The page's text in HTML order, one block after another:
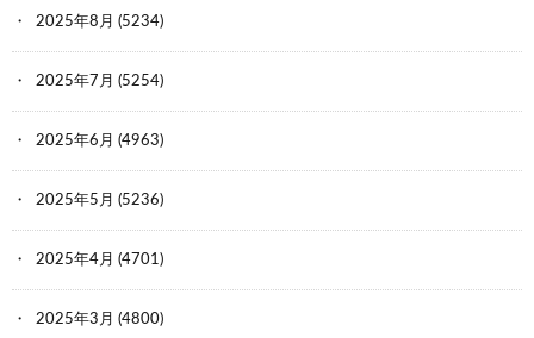
2025年8月 (5234)
2025年7月 (5254)
2025年6月 (4963)
2025年5月 (5236)
2025年4月 (4701)
2025年3月 (4800)